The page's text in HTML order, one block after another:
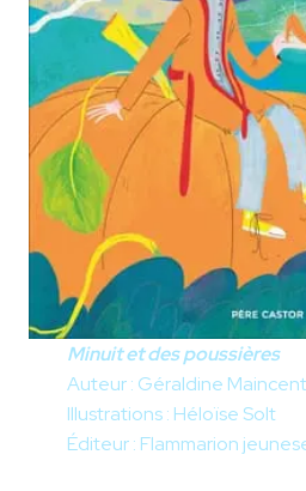
Minuit et des poussières
Auteur : Géraldine Maincent
Illustrations : Héloïse Solt
Éditeur : Flammarion